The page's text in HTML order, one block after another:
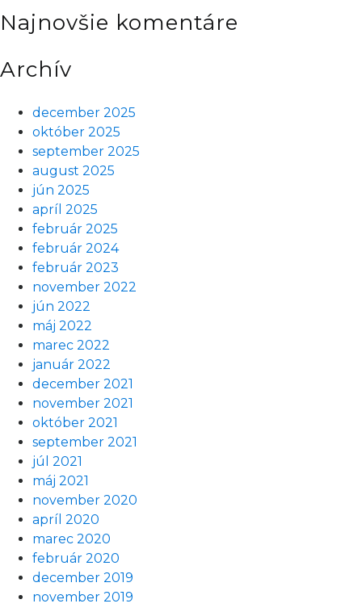
Najnovšie komentáre
Archív
december 2025
október 2025
september 2025
august 2025
jún 2025
apríl 2025
február 2025
február 2024
február 2023
november 2022
jún 2022
máj 2022
marec 2022
január 2022
december 2021
november 2021
október 2021
september 2021
júl 2021
máj 2021
november 2020
apríl 2020
marec 2020
február 2020
december 2019
november 2019